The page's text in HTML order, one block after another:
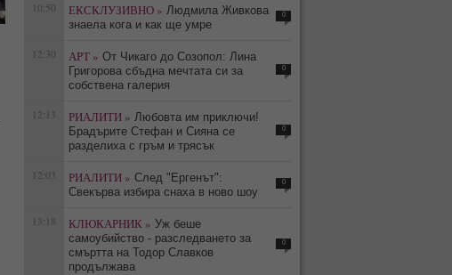
10:50 ЕКСКЛУЗИВНО » Людмила Живкова
знаела кога и как ще умре
0
12:30 АРТ » От Чикаго до Созопол: Лина
Григорова сбъдна мечтата си за
собствена галерия
0
12:13 РИАЛИТИ » Любовта им приключи!
Брадърите Стефан и Сияна се
разделиха с гръм и трясък
0
12:03 РИАЛИТИ » След "Ергенът":
Свекърва избира снаха в ново шоу
0
13:18 КЛЮКАРНИК » Уж беше
самоубийство - разследването за
смъртта на Тодор Славков
продължава
0